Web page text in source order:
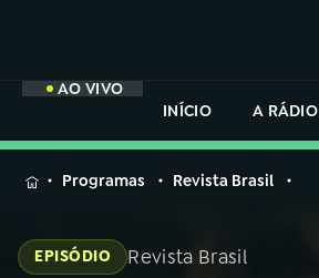
AO VIVO
INÍCIO
A RÁDIO
MENU
na
Rádio
Programas Revista Brasil
EPISÓDIO Revista Brasil